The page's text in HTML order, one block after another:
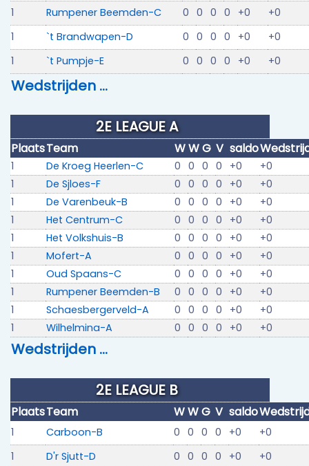
1
Rumpener Beemden-C 0 0 0 0 +0
+0
1
`t Brandwapen-D 0 0 0 0 +0
+0
1
`t Pumpje-E 0 0 0 0 +0 +0
Wedstrijden …
2E LEAGUE A
PlaatsTeam WWG V saldo
1 De Kroeg Heerlen-C 0 0 0 0 +0
+0
1
De Sjloes-F 0 0 0 0 +0
+0
1
De Varenbeuk-B 0 0 0 0 +0
+0
1
Het Centrum-C 0 0 0 0 +0
+0
1
Het Volkshuis-B 0 0 0 0 +0
+0
1
Mofert-A 0 0 0 0 +0
+0
1
Oud Spaans-C 0 0 0 0 +0
+0
1
Rumpener Beemden-B 0 0 0 0 +0
+0
1
Schaesbergerveld-A 0 0 0 0 +0
+0
1
Wilhelmina-A 0 0 0 0 +0 +0
Wedstrijden …
2E LEAGUE B
PlaatsTeam WWG V saldo
1 Carboon-B 0 0 0 0 +0
+0
1
D'r Sjutt-D 0 0 0 0 +0
+0